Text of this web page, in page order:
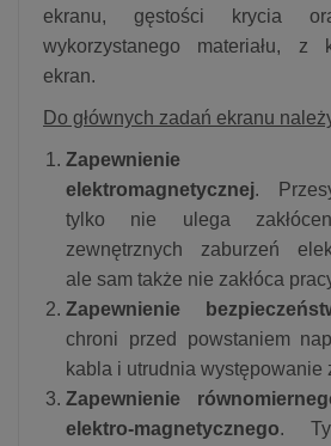
ekranu, gęstości krycia
wykorzystanego materiału, z
ekran.
Do głównych zadań ekranu
Zapewnienie
elektromagnetycznej.
tylko nie ulega
zewnętrznych zaburzeń
ale sam także nie zakłóca
Zapewnienie
chroni przed powstaniem
kabla i utrudnia występowanie
Zapewnienie
elektro-magnetycznego.